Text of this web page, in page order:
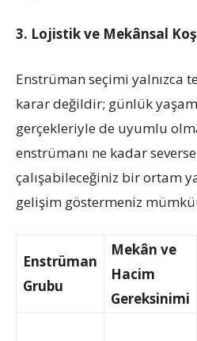
3. Lojistik ve Mekânsal
Enstrüman seçimi yalnızca
karar değildir; günlük yaşam
gerçekleriyle de uyumlu
enstrümanı ne kadar
çalışabileceğiniz bir ortam
gelişim göstermeniz
Enstrüman
Grubu
Mekân ve
Hacim
Gereksinimi